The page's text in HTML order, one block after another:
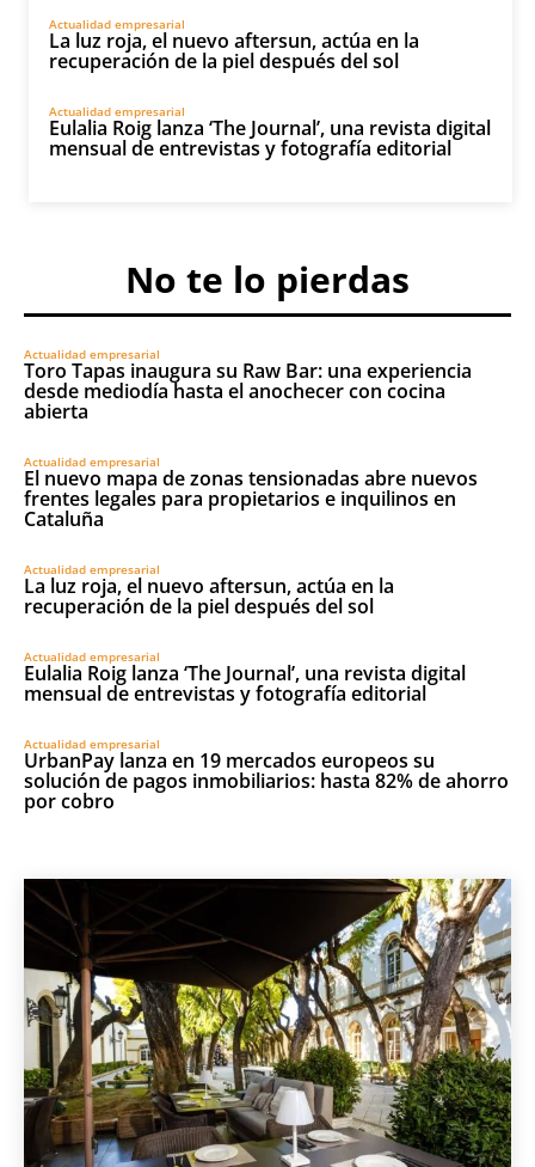
Actualidad empresarial
La luz roja, el nuevo aftersun, actúa en la
recuperación de la piel después del sol
Actualidad empresarial
Eulalia Roig lanza ‘The Journal’, una revista digital
mensual de entrevistas y fotografía editorial
No te lo pierdas
Actualidad empresarial
Toro Tapas inaugura su Raw Bar: una experiencia
desde mediodía hasta el anochecer con cocina
abierta
Actualidad empresarial
El nuevo mapa de zonas tensionadas abre nuevos
frentes legales para propietarios e inquilinos en
Cataluña
Actualidad empresarial
La luz roja, el nuevo aftersun, actúa en la
recuperación de la piel después del sol
Actualidad empresarial
Eulalia Roig lanza ‘The Journal’, una revista digital
mensual de entrevistas y fotografía editorial
Actualidad empresarial
UrbanPay lanza en 19 mercados europeos su
solución de pagos inmobiliarios: hasta 82% de ahorro
por cobro